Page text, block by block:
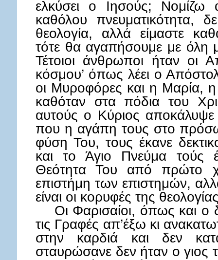
ελκύσει ο Ιησούς;
καθόλου πνευματικότητα,
θεολογία, αλλά είμαστε
τότε θα αγαπήσουμε με όλη
Τέτοιοι άνθρωποι ήταν οι
κόσμου’ όπως λέει ο
οι Μυροφόρες και η Μαρία,
καθόταν στα πόδια του
αυτούς ο Κύριος
που η αγάπη τους στο
φύση Του, τους έκανε
και το Άγιο Πνεύμα τούς
Θεότητα Του από πρώτο
επιστήμη των επιστημών,
είναι οι κορυφές της
Οι Φαρισαίοι, όπως και ο
τις Γραφές απ’έξω κι
στην καρδιά και δεν
σταυρώσανε δεν ήταν ο γιος